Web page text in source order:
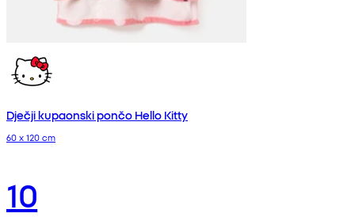
Dječji kupaonski pončo Hello Kitty
60 x 120 cm
10